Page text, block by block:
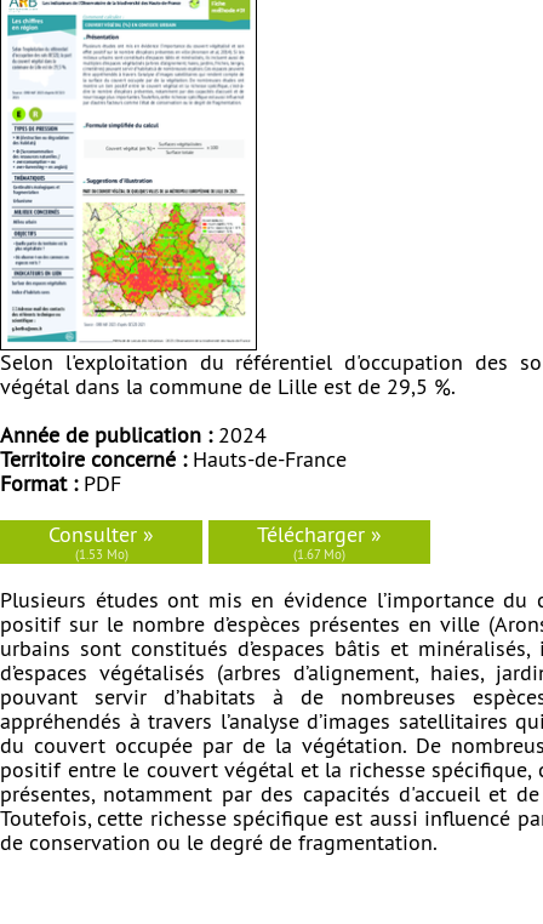
Selon l'exploitation du référentiel d'occupation des
végétal dans la commune de Lille est de 29,5 %.
Année de publication : 2024
Territoire concerné : Hauts-de-France
Format : PDF
Consulter »
(1.53 Mo)
Télécharger »
(1.67 Mo)
Plusieurs études ont mis en évidence l’importance
positif sur le nombre d’espèces présentes en ville
urbains sont constitués d’espaces bâtis et
d’espaces végétalisés (arbres d’alignement, haies,
pouvant servir d’habitats à de nombreuses
appréhendés à travers l’analyse d’images satellitaires
du couvert occupée par de la végétation. De
positif entre le couvert végétal et la richesse spécifique,
présentes, notamment par des capacités d'accueil et
Toutefois, cette richesse spécifique est aussi influencé
de conservation ou le degré de fragmentation.